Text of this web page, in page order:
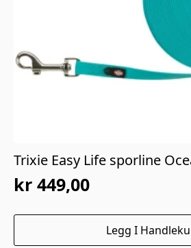
Trixie Easy Life sporline
kr 449,00
Legg I